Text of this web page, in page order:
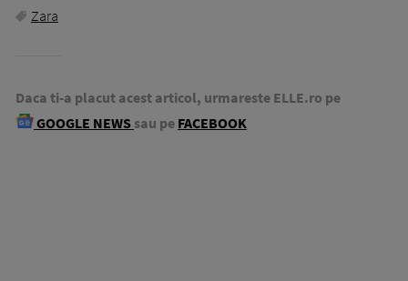
Zara
Daca ti-a placut acest articol, urmareste ELLE.ro pe
GOOGLE NEWS sau pe FACEBOOK